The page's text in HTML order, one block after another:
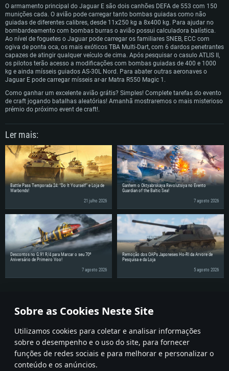
Sobre as Cookies Neste Site
Utilizamos cookies para coletar e analisar informações
sobre o desempenho e o uso do site, para fornecer
funções de redes sociais e para melhorar e personalizar o
conteúdo e os anúncios.
Sistema Operativo: Windows 10/11 (64 bit)
Processador: Intel Core i5, Ryzen 5 3600 ou superior
Memória: 16 GB ou mais
Placa Gráfica: Placa com DirectX 11 ou superior; Nvidia GeForce 1060 ou
superior, Radeon RX 570 ou superior
Network: Internet de banda larga.
Disco: 75,9 GB
Sistema Operativo: Mac OS Big Sur 11.0 ou versão mais recente
Processador: Core i7 (Intel Xeon não suportado)
Memória: 8 GB
Placa Gráfica: Radeon Vega II ou superior com suporte Metal.
Network: Internet de banda larga.
Disco: 60,2 GB
Sistema Operativo: Ubuntu 20.04 64bit
Processador: Intel Core i7
Memória: 16 GB
Placa Gráfica: NVIDIA 1060 com os drivers mais recentes (não mais de 6
meses) / equivalentes AMD (Radeon RX 570) com os drivers mais recentes
(não mais de 6 meses) com suporte Vulkan.
Network: Internet de banda larga.
Disco: 60,2 GB
O armamento principal do Jaguar E são dois canhões DEFA de 553 com 150
munições cada. O avião pode carregar tanto bombas guiadas como não
guiadas de diferentes calibres, desde 11x250 kg a 8x400 kg. Para ajudar no
bombardeamento com bombas burras o avião possui calculadora balística.
Ao nível de foguetes o Jaguar pode carregar os familiares SNEB, ECC com
ogiva de ponta oca, os mais exóticos TBA Multi-Dart, com 6 dardos penetrantes
capazes de atingir qualquer veículo de cima. Após pesquisar o casulo ATLIS II,
os pilotos terão acesso a modificações com bombas guiadas de 400 e 1000
kg e ainda mísseis guiados AS-30L Nord. Para abater outras aeronaves o
Jaguar E pode carregar mísseis ar-ar Matra R550 Magic 1.
Como ganhar um excelente avião grátis? Simples! Complete tarefas do evento
de craft jogando batalhas aleatórias! Amanhã mostraremos o mais misterioso
prémio do próximo event de craft!.
Ler mais:
Battle Pass Temporada 24: “Do It Yourself” e Loja de
Warbonds!
21 julho 2026
Ganhem o Oktyabrskaya Revolutsiya no Evento
Guardian of the Baltic Sea!
7 agosto 2026
Descontos no G.91 R/4 para Marcar o seu 70º
Aniversário de Primeiro Voo!
7 agosto 2026
Remoção dos OAPs Japoneses Ho-RI da Árvore de
Pesquisa e da Loja
5 agosto 2026